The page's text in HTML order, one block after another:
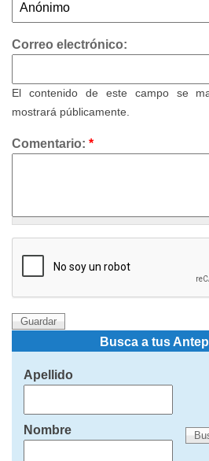
Correo electrónico:
El contenido de este campo se
mostrará públicamente.
Comentario: *
Busca a tus
Apellido
Nombre